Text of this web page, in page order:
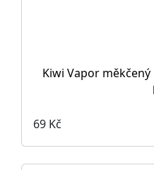
Kiwi Vapor
69 Kč